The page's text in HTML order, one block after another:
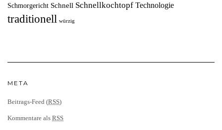
Schmorgericht Schnell Schnellkochtopf Technologie
traditionell würzig
META
Beitrags-Feed (RSS)
Kommentare als RSS